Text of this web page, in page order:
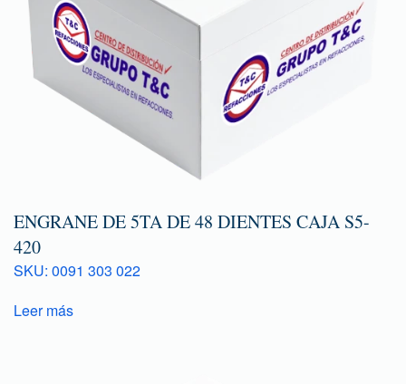
ENGRANE DE 5TA DE 48 DIENTES CAJA S5-
420
SKU: 0091 303 022
Leer más